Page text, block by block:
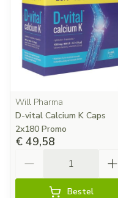
Will Pharma
D-vital Calcium K Caps
2x180 Promo
€ 49,58
Bestel